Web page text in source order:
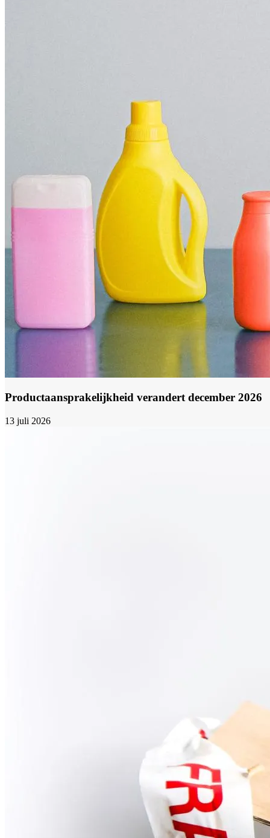
Productaansprakelijkheid verandert december 2026
13 juli 2026